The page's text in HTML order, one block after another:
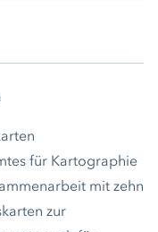
für Kartographie
mit zehn
zur